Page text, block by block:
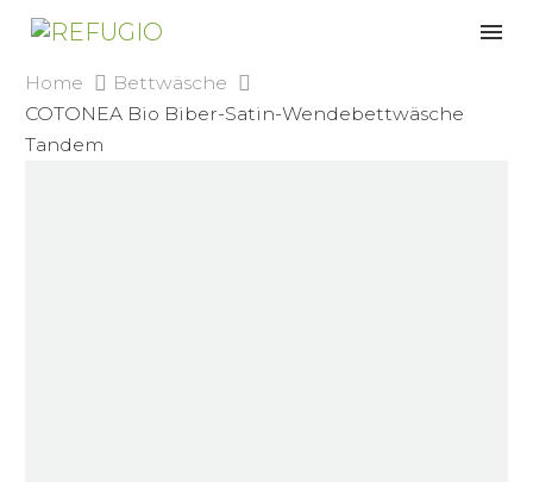
Home
Bettwäsche
COTONEA Bio Biber-Satin-Wendebettwäsche
Tandem